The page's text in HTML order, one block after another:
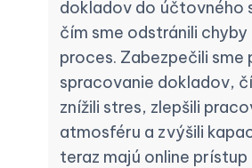
dokladov do účtovného
čím sme odstránili chyby
proces. Zabezpečili sme
spracovanie dokladov,
znížili stres, zlepšili
atmosféru a zvýšili
teraz majú online prístup